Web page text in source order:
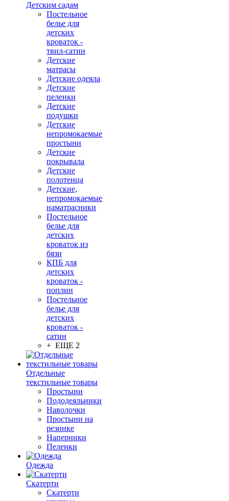
Детским садам
Постельное
белье для
детских
кроваток -
твил-сатин
Детские
матрасы
Детские одеяла
Детские
пеленки
Детские
подушки
Детские
непромокаемые
простыни
Детские
покрывала
Детские
полотенца
Детские,
непромокаемые
наматрасники
Постельное
белье для
детских
кроваток из
бязи
КПБ для
детских
кроваток -
поплин
Постельное
белье для
детских
кроваток -
сатин
+ ЕЩЕ 2
Отдельные
текстильные товары
Простыни
Пододеяльники
Наволочки
Простыни на
резинке
Наперники
Пеленки
Одежда
Скатерти
Скатерти